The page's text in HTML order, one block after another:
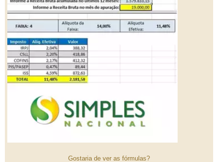
Gostaria de ver as fórmulas?